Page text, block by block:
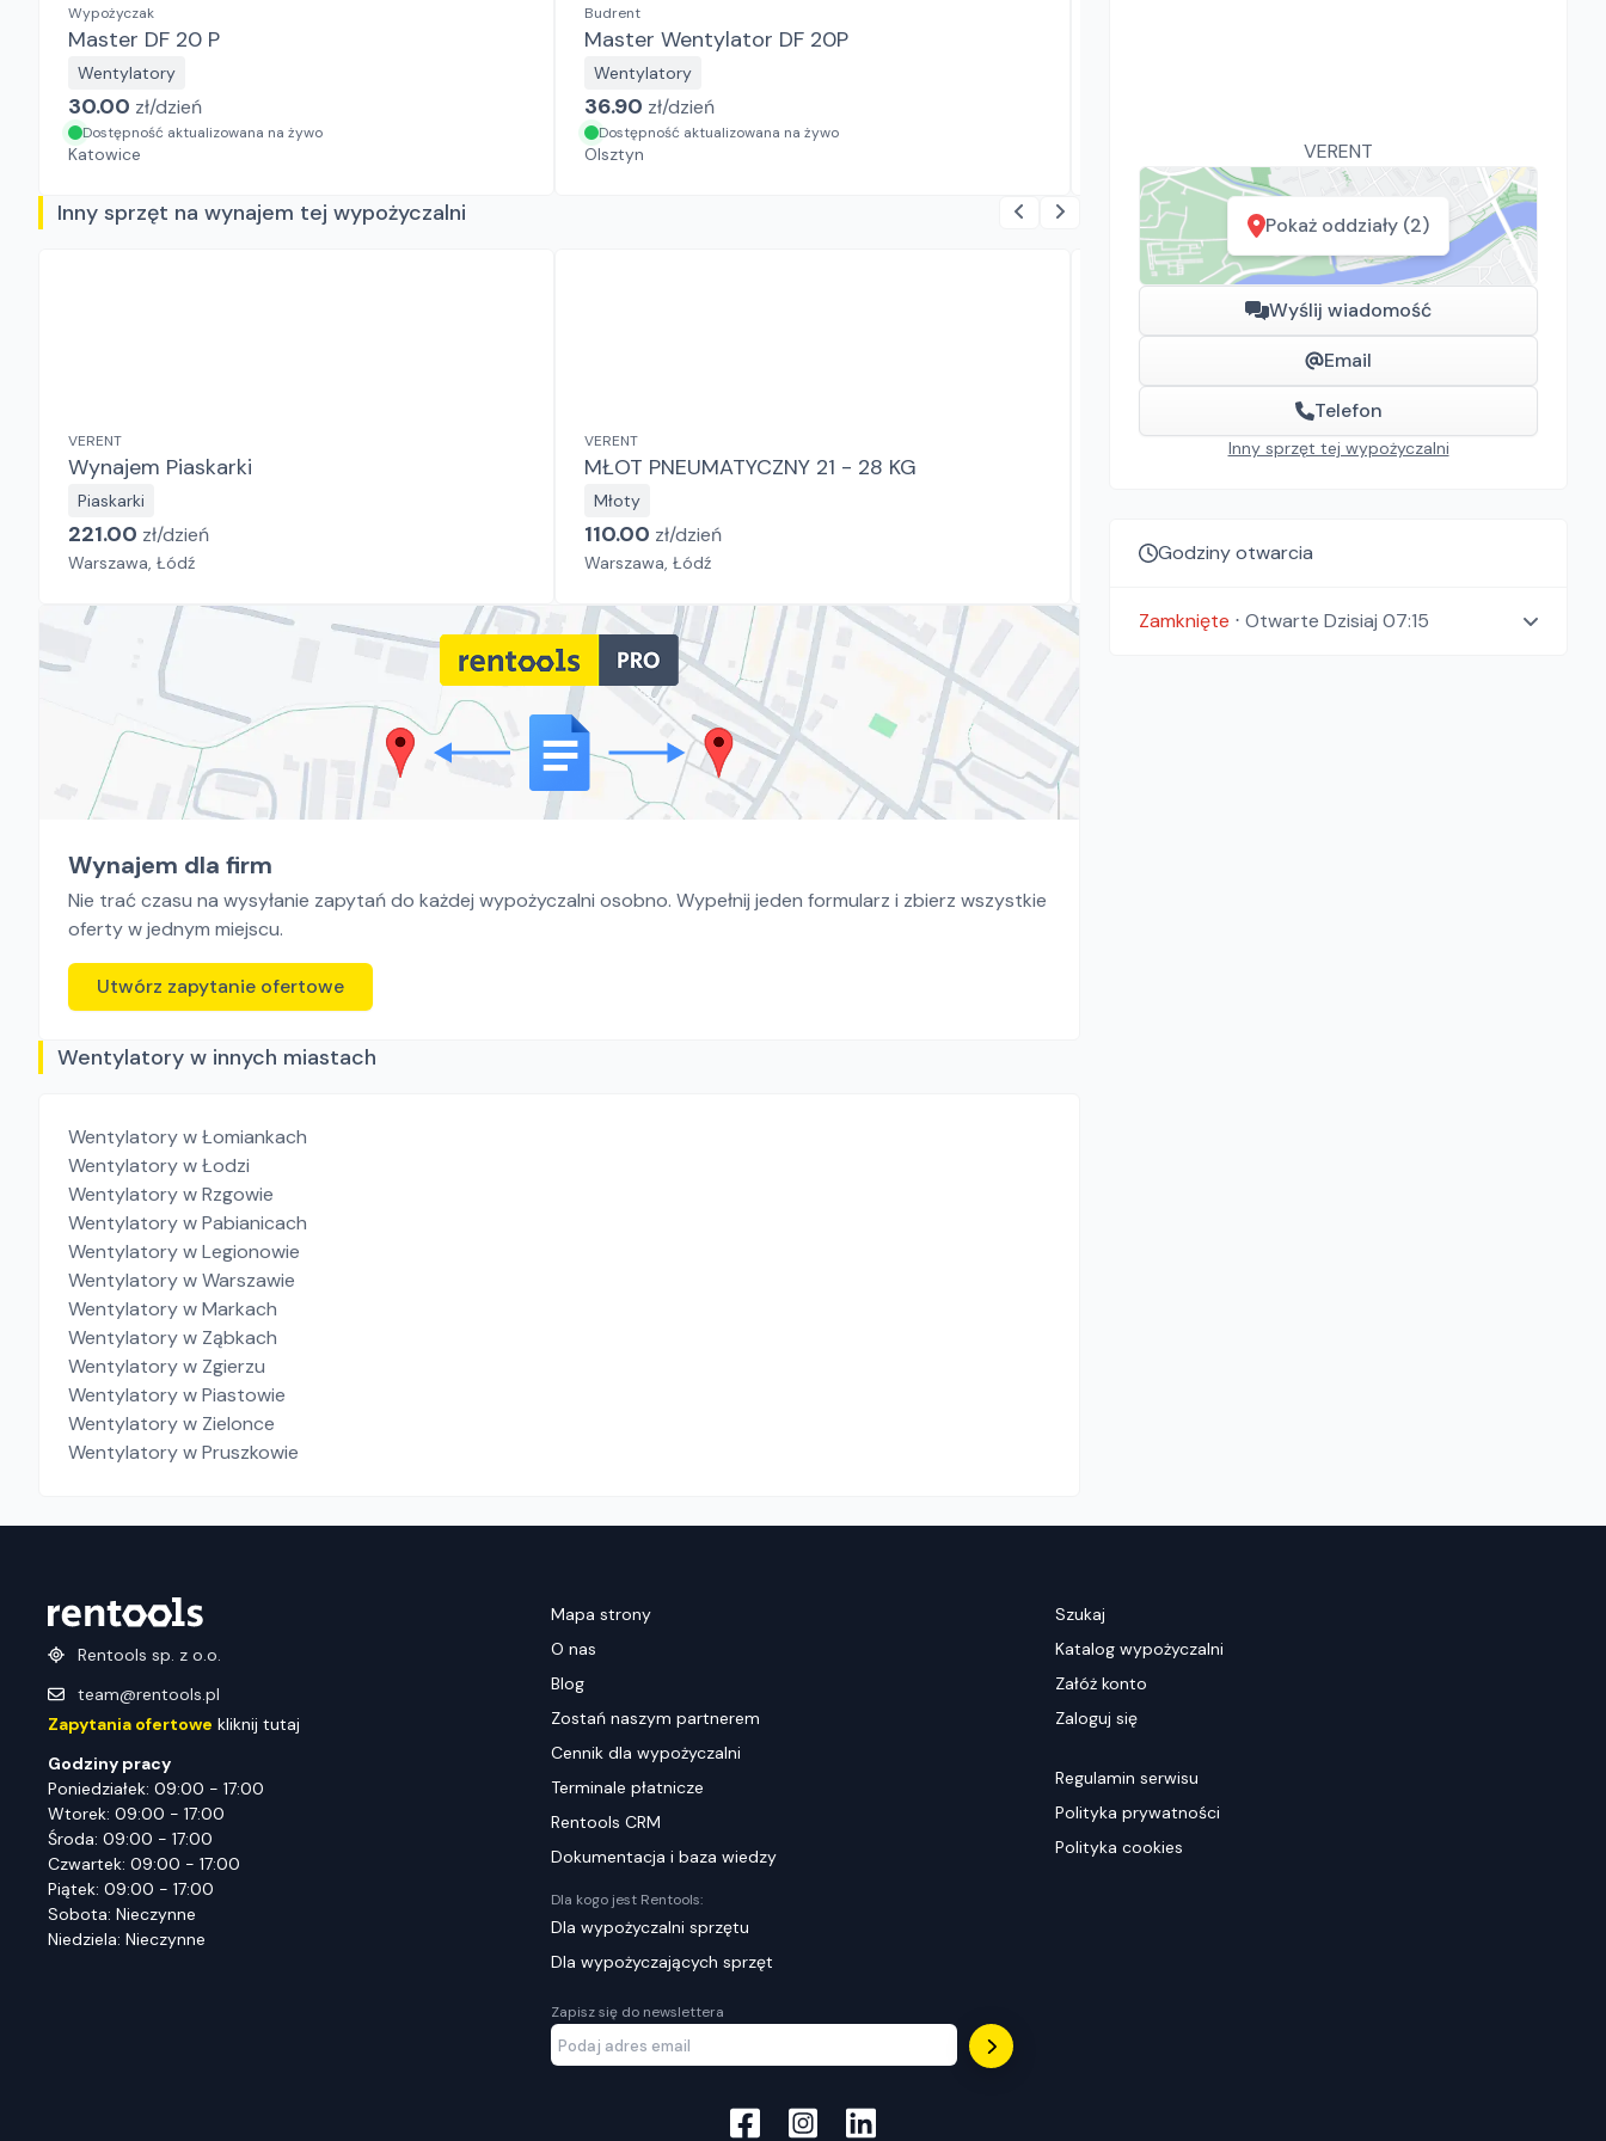
VERENT
Pokaż oddziały (2)
Wyślij wiadomość
Email
Telefon
Inny sprzęt tej wypożyczalni
Godziny otwarcia
Zamknięte ⋅ Otwarte Dzisiaj 07:15
Wypożyczak
Master DF 20 P
Wentylatory
30.00 zł/dzień
Dostępność aktualizowana na żywo
Katowice
Budrent
Master Wentylator DF 20P
Wentylatory
36.90 zł/dzień
Dostępność aktualizowana na żywo
Olsztyn
Inny sprzęt na wynajem tej wypożyczalni
VERENT
Wynajem Piaskarki
Piaskarki
221.00 zł/dzień
Warszawa, Łódź
VERENT
MŁOT PNEUMATYCZNY 21 - 28 KG
Młoty
110.00 zł/dzień
Warszawa, Łódź
VERENT
POJEMNIK DO BETONU KWADRATOWY
Warszawa, Łódź
Wynajem dla firm
Nie trać czasu na wysyłanie zapytań do każdej wypożyczalni osobno. Wypełnij jeden formularz i zbierz wszystkie
oferty w jednym miejscu.
Utwórz zapytanie ofertowe
Wentylatory w innych miastach
Wentylatoryw Łomiankach
Wentylatoryw Łodzi
Wentylatoryw Rzgowie
Wentylatoryw Pabianicach
Wentylatoryw Legionowie
Wentylatoryw Warszawie
Wentylatoryw Markach
Wentylatoryw Ząbkach
Wentylatoryw Zgierzu
Wentylatoryw Piastowie
Wentylatoryw Zielonce
Wentylatoryw Pruszkowie
Rentools sp. z o.o.
team@rentools.pl
Zapytania ofertowe kliknij tutaj
Godziny pracy
Poniedziałek: 09:00 - 17:00
Wtorek: 09:00 - 17:00
Środa: 09:00 - 17:00
Czwartek: 09:00 - 17:00
Piątek: 09:00 - 17:00
Sobota: Nieczynne
Niedziela: Nieczynne
Mapa strony
O nas
Blog
Zostań naszym partnerem
Cennik dla wypożyczalni
Terminale płatnicze
Rentools CRM
Dokumentacja i baza wiedzy
Dla kogo jest Rentools:
Dla wypożyczalni sprzętu
Dla wypożyczających sprzęt
Zapisz się do newslettera
Szukaj
Katalog wypożyczalni
Załóż konto
Zaloguj się
Regulamin serwisu
Polityka prywatności
Polityka cookies